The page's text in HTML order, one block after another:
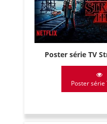
Poster série TV
Poster série